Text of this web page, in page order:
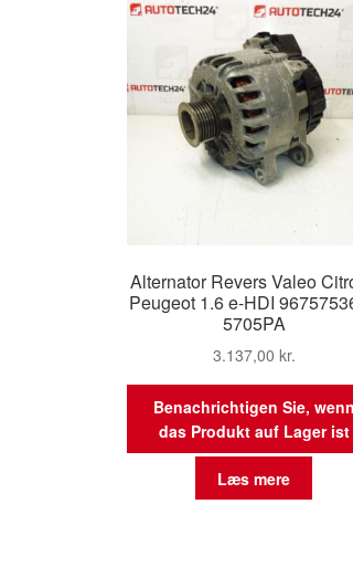
Alternator Revers Valeo
Peugeot 1.6 e-HDI
5705PA
3.137,00 kr.
Benachrichtigen Sie, wenn
das Produkt auf Lager ist
Læs mere